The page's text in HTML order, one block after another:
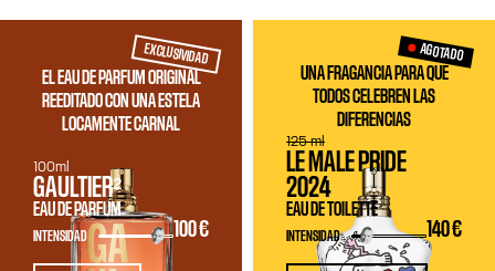
EXCLUSIVIDAD
EL EAU DE PARFUM ORIGINAL
REEDITADO CON UNA ESTELA
LOCAMENTE CARNAL
GAULTIER²
EAU DE PARFUM
100 €
INTENSIDAD
100ml
AGOTADO
UNA FRAGANCIA PARA QUE
TODOS CELEBREN LAS
DIFERENCIAS
LE MALE PRIDE
2024
EAU DE TOILETTE
140 €
INTENSIDAD
125 ml